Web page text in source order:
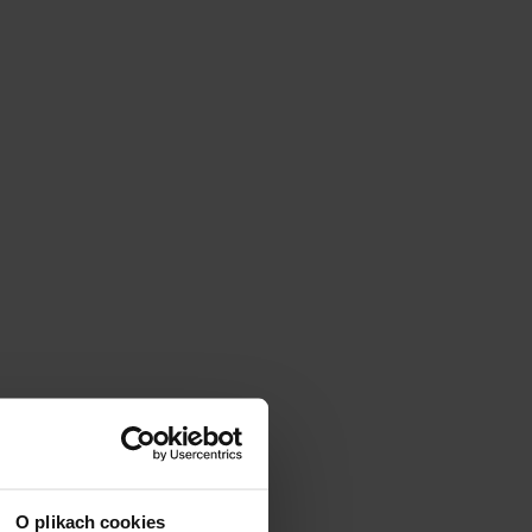
O plikach cookies